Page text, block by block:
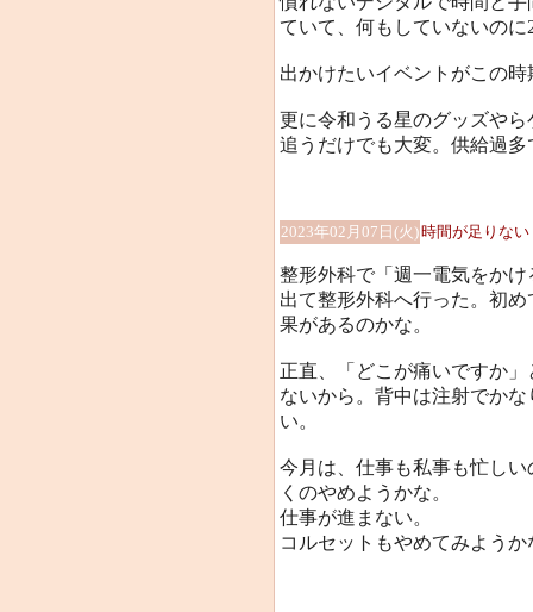
ていて、何もしていないの
出かけたいイベントがこの
更に令和うる星のグッズや
追うだけでも大変。供給過
2023年02月07日(火)時間が足りない
整形外科で「週一電気をか
出て整形外科へ行った。初
果があるのかな。
正直、「どこが痛いですか
ないから。背中は注射でか
い。
今月は、仕事も私事も忙し
くのやめようかな。
仕事が進まない。
コルセットもやめてみようか